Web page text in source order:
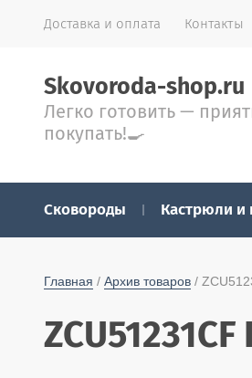
Доставка и оплата Контакты
Skovoroda-shop.ru
Легко готовить —
покупать!🍳
Сковороды Кастрюли и
Главная / Архив товаров /